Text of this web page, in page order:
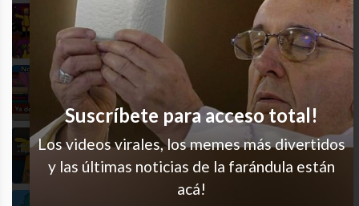
No me la voy a perder
Todo bajo control
Funciona el 100% de las veces
Suscríbete para acceso total!
Los videos virales, los memes más divertidos
y las últimas noticias de la farándula están
acá!